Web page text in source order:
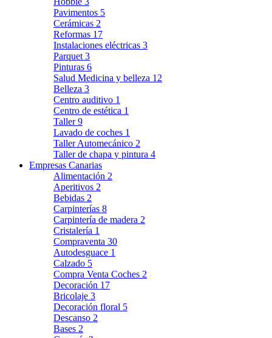
Pavimentos 5
Cerámicas 2
Reformas 17
Instalaciones eléctricas 3
Parquet 3
Pinturas 6
Salud Medicina y belleza 12
Belleza 3
Centro auditivo 1
Centro de estética 1
Taller9
Lavado de coches 1
Taller Automecánico 2
Taller de chapa y pintura 4
Empresas Canarias
Alimentación 2
Aperitivos 2
Bebidas 2
Carpinterías 8
Carpintería de madera 2
Cristalería 1
Compraventa 30
Autodesguace 1
Calzado 5
Compra Venta Coches 2
Decoración 17
Bricolaje 3
Decoración floral 5
Descanso 2
Bases 2